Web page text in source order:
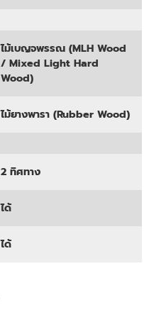
ไม้เบญจพรรณ (MLH Wood
/ Mixed Light Hard
Wood)
ไม้ยางพารา (Rubber Wood)
2 ทิศทาง
ได้
ได้